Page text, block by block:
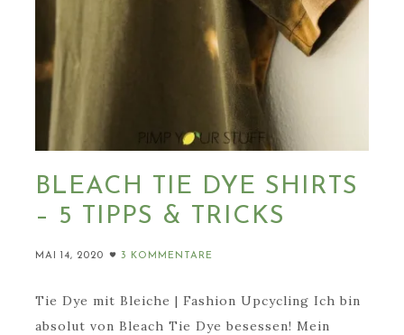
BLEACH TIE DYE SHIRTS
– 5 TIPPS & TRICKS
MAI 14, 2020 3 KOMMENTARE
Tie Dye mit Bleiche | Fashion Upcycling Ich bin
absolut von Bleach Tie Dye besessen! Mein